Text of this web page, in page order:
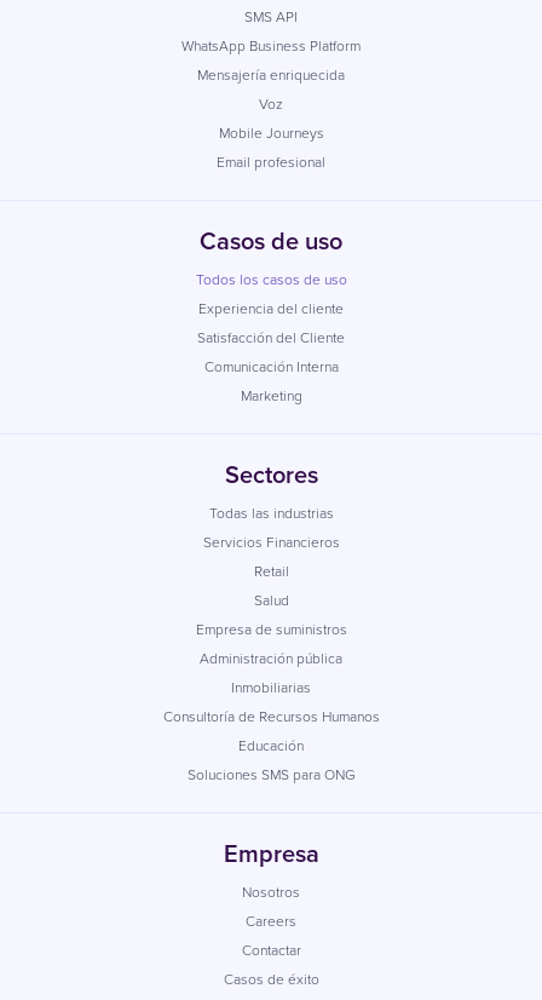
SMS API
WhatsApp Business Platform
Mensajería enriquecida
Voz
Mobile Journeys
Email profesional
Casos de uso
Todos los casos de uso
Experiencia del cliente
Satisfacción del Cliente
Comunicación Interna
Marketing
Sectores
Todas las industrias
Servicios Financieros
Retail
Salud
Empresa de suministros
Administración pública
Inmobiliarias
Consultoría de Recursos Humanos
Educación
Soluciones SMS para ONG
Empresa
Nosotros
Careers
Contactar
Casos de éxito